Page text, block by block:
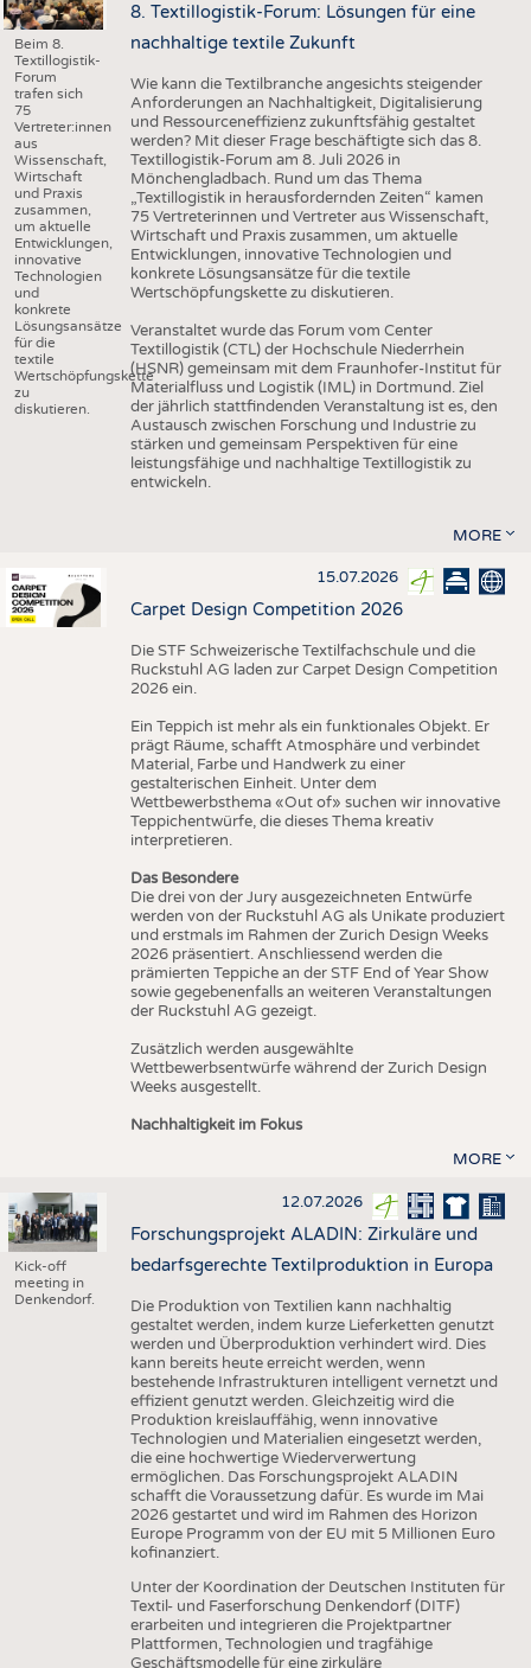
Beim 8.
Textillogistik-
Forum
trafen sich
75
Vertreter:innen
aus
Wissenschaft,
Wirtschaft
und Praxis
zusammen,
um aktuelle
Entwicklungen,
innovative
Technologien
und
konkrete
Lösungsansätze
für die
textile
Wertschöpfungskette
zu
diskutieren.
8. Textillogistik-Forum: Lösungen für eine
nachhaltige textile Zukunft
Wie kann die Textilbranche angesichts steigender
Anforderungen an Nachhaltigkeit, Digitalisierung
und Ressourceneffizienz zukunftsfähig gestaltet
werden? Mit dieser Frage beschäftigte sich das 8.
Textillogistik-Forum am 8. Juli 2026 in
Mönchengladbach. Rund um das Thema
„Textillogistik in herausfordernden Zeiten“ kamen
75 Vertreterinnen und Vertreter aus Wissenschaft,
Wirtschaft und Praxis zusammen, um aktuelle
Entwicklungen, innovative Technologien und
konkrete Lösungsansätze für die textile
Wertschöpfungskette zu diskutieren.
Veranstaltet wurde das Forum vom Center
Textillogistik (CTL) der Hochschule Niederrhein
(HSNR) gemeinsam mit dem Fraunhofer-Institut für
Materialfluss und Logistik (IML) in Dortmund. Ziel
der jährlich stattfindenden Veranstaltung ist es, den
Austausch zwischen Forschung und Industrie zu
stärken und gemeinsam Perspektiven für eine
leistungsfähige und nachhaltige Textillogistik zu
entwickeln.
MORE
15.07.2026
Carpet Design Competition 2026
Die STF Schweizerische Textilfachschule und die
Ruckstuhl AG laden zur Carpet Design Competition
2026 ein.
Ein Teppich ist mehr als ein funktionales Objekt. Er
prägt Räume, schafft Atmosphäre und verbindet
Material, Farbe und Handwerk zu einer
gestalterischen Einheit. Unter dem
Wettbewerbsthema «Out of» suchen wir innovative
Teppichentwürfe, die dieses Thema kreativ
interpretieren.
Das Besondere
Die drei von der Jury ausgezeichneten Entwürfe
werden von der Ruckstuhl AG als Unikate produziert
und erstmals im Rahmen der Zurich Design Weeks
2026 präsentiert. Anschliessend werden die
prämierten Teppiche an der STF End of Year Show
sowie gegebenenfalls an weiteren Veranstaltungen
der Ruckstuhl AG gezeigt.
Zusätzlich werden ausgewählte
Wettbewerbsentwürfe während der Zurich Design
Weeks ausgestellt.
Nachhaltigkeit im Fokus
MORE
Kick-off
meeting in
Denkendorf.
12.07.2026
Forschungsprojekt ALADIN: Zirkuläre und
bedarfsgerechte Textilproduktion in Europa
Die Produktion von Textilien kann nachhaltig
gestaltet werden, indem kurze Lieferketten genutzt
werden und Überproduktion verhindert wird. Dies
kann bereits heute erreicht werden, wenn
bestehende Infrastrukturen intelligent vernetzt und
effizient genutzt werden. Gleichzeitig wird die
Produktion kreislauffähig, wenn innovative
Technologien und Materialien eingesetzt werden,
die eine hochwertige Wiederverwertung
ermöglichen. Das Forschungsprojekt ALADIN
schafft die Voraussetzung dafür. Es wurde im Mai
2026 gestartet und wird im Rahmen des Horizon
Europe Programm von der EU mit 5 Millionen Euro
kofinanziert.
Unter der Koordination der Deutschen Instituten für
Textil- und Faserforschung Denkendorf (DITF)
erarbeiten und integrieren die Projektpartner
Plattformen, Technologien und tragfähige
Geschäftsmodelle für eine zirkuläre